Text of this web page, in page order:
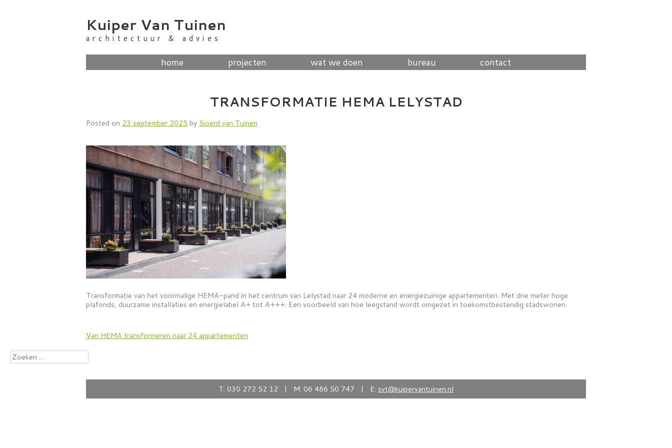
Kuiper Van Tuinen
architectuur & advies
home projecten wat we doen bureau contact
TRANSFORMATIE HEMA LELYSTAD
Posted on 23 september 2025 by Sjoerd van Tuinen
Transformatie van het voormalige HEMA-pand in het centrum van Lelystad naar 24 moderne en energiezuinige appartementen. Met drie meter hoge
plafonds, duurzame installaties en energielabel A+ tot A+++. Een voorbeeld van hoe leegstand wordt omgezet in toekomstbestendig stadswonen.
Bericht
navigatie
Van HEMA transformeren naar 24 appartementen
Zoeken
naar:
T: 030 272 52 12 | M: 06 486 50 747 | E: svt@kuipervantuinen.nl